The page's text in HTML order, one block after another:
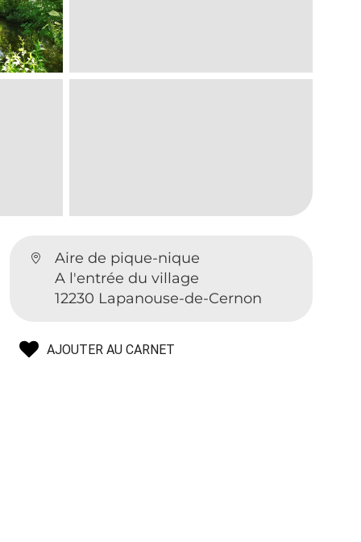
Aire de pique-nique
A l'entrée du village
12230 Lapanouse-de-Cernon
AJOUTER AU CARNET